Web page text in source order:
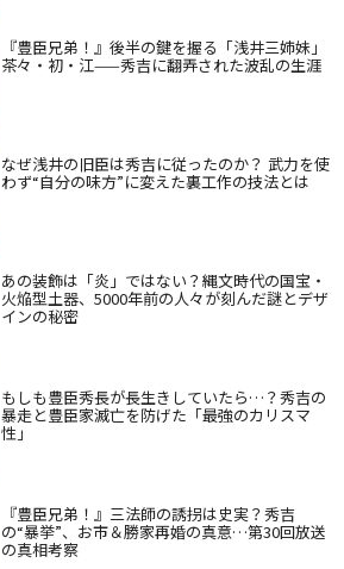
『豊臣兄弟！』後半の鍵を握る「浅井三姉妹」
茶々・初・江——秀吉に翻弄された波乱の生涯
なぜ浅井の旧臣は秀吉に従ったのか？ 武力を使
わず“自分の味方”に変えた裏工作の技法とは
あの装飾は「炎」ではない？縄文時代の国宝・
火焔型土器、5000年前の人々が刻んだ謎とデザ
インの秘密
もしも豊臣秀長が長生きしていたら…？秀吉の
暴走と豊臣家滅亡を防げた「最強のカリスマ
性」
『豊臣兄弟！』三法師の誘拐は史実？秀吉
の“暴挙”、お市＆勝家再婚の真意…第30回放送
の真相考察